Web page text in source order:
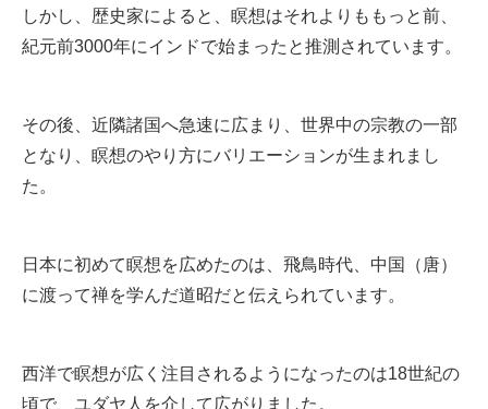
しかし、歴史家によると、瞑想はそれよりももっと前、
紀元前3000年にインドで始まったと推測されています。
その後、近隣諸国へ急速に広まり、世界中の宗教の一部
となり、瞑想のやり方にバリエーションが生まれまし
た。
日本に初めて瞑想を広めたのは、飛鳥時代、中国（唐）
に渡って禅を学んだ道昭だと伝えられています。
西洋で瞑想が広く注目されるようになったのは18世紀の
頃で、ユダヤ人を介して広がりました。